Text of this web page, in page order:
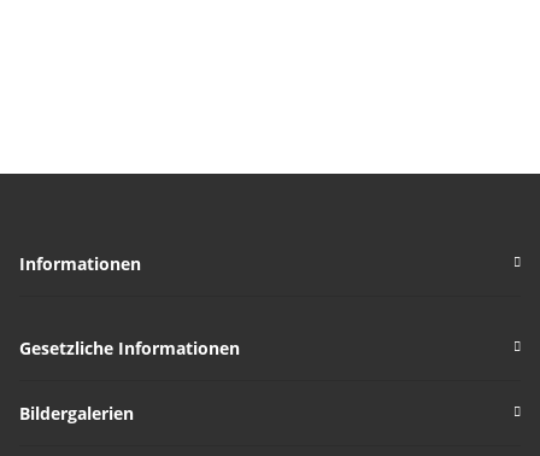
Informationen
Gesetzliche Informationen
Bildergalerien